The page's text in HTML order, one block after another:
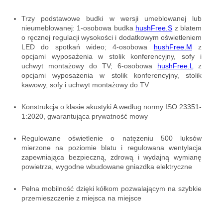
Trzy podstawowe budki w wersji umeblowanej lub
nieumeblowanej: 1-osobowa budka hushFree.S z blatem
o ręcznej regulacji wysokości i dodatkowym oświetleniem
LED do spotkań wideo; 4-osobowa hushFree.M z
opcjami wyposażenia w stolik konferencyjny, sofy i
uchwyt montażowy do TV; 6-osobowa hushFree.Lz
opcjami wyposażenia w stolik konferencyjny, stolik
kawowy, sofy i uchwyt montażowy do TV
Konstrukcja o klasie akustyki A według normy ISO 23351-
1:2020, gwarantująca prywatność mowy
Regulowane oświetlenie o natężeniu 500 luksów
mierzone na poziomie blatu i regulowana wentylacja
zapewniająca bezpieczną, zdrową i wydajną wymianę
powietrza, wygodne wbudowane gniazdka elektryczne
Pełna mobilność dzięki kółkom pozwalającym na szybkie
przemieszczenie z miejsca na miejsce